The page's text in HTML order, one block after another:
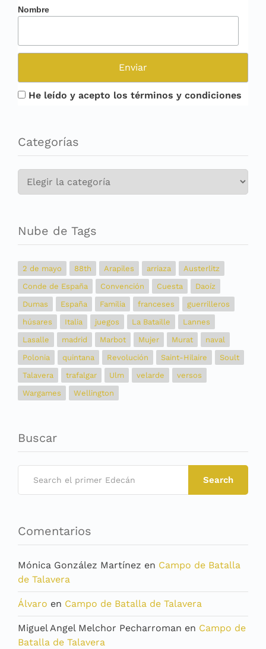
Nombre
He leído y acepto los términos y condiciones
Categorías
Categorías
Nube de Tags
2 de mayo 88th Arapiles arriaza
Austerlitz
Conde de España
Convención Cuesta
Daoíz
Dumas
España Familia franceses
guerrilleros
húsares
Italia juegos La Bataille
Lannes
Lasalle
madrid Marbot Mujer Murat
naval
Polonia
quintana Revolución Saint-Hilaire
Soult
Talavera
trafalgar Ulm velarde
versos
Wargames
Wellington
Buscar
Search
Comentarios
Mónica González Martínez en Campo de Batalla
de Talavera
Álvaro en Campo de Batalla de Talavera
Miguel Angel Melchor Pecharroman en Campo de
Batalla de Talavera